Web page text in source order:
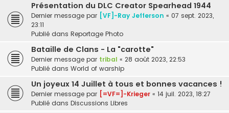
Présentation du DLC Creator Spearhead 1944
Dernier message par [VF]-Ray Jefferson « 07 sept. 2023,
23:11
Publié dans Reportage Photo
Bataille de Clans - La "carotte"
Dernier message par tribal « 28 août 2023, 22:53
Publié dans World of warship
Un joyeux 14 Juillet à tous et bonnes vacances !
Dernier message par [=VF=]-Krieger « 14 juil. 2023, 18:27
Publié dans Discussions Libres